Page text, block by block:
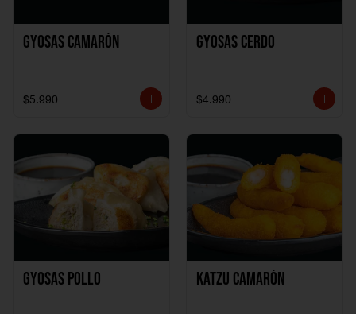
Gyosas Camarón
$5.990
Gyosas Cerdo
$4.990
Gyosas Pollo Katzu Camarón